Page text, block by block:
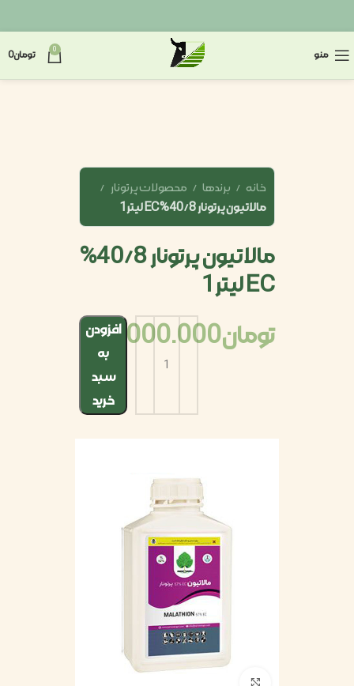
منو 0 تومان0
خانه برندها
محصولات پرتونار
مالاتیون پرتونار 40/8% EC لیتر1
مالاتیون پرتونار 40/8%
EC لیتر1
تومان2.000.000افزودن
به
سبد
خرید